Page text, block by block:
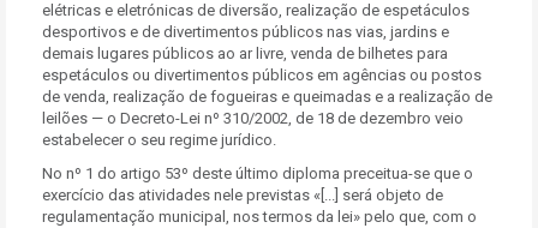
elétricas e eletrónicas de diversão, realização de espetáculos
desportivos e de divertimentos públicos nas vias, jardins e
demais lugares públicos ao ar livre, venda de bilhetes para
espetáculos ou divertimentos públicos em agências ou postos
de venda, realização de fogueiras e queimadas e a realização de
leilões — o Decreto-Lei nº 310/2002, de 18 de dezembro veio
estabelecer o seu regime jurídico.
No nº 1 do artigo 53º deste último diploma preceitua-se que o
exercício das atividades nele previstas «[...] será objeto de
regulamentação municipal, nos termos da lei» pelo que, com o